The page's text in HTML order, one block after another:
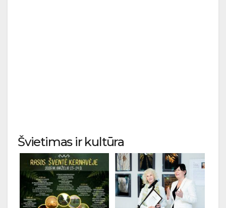
Švietimas ir kultūra